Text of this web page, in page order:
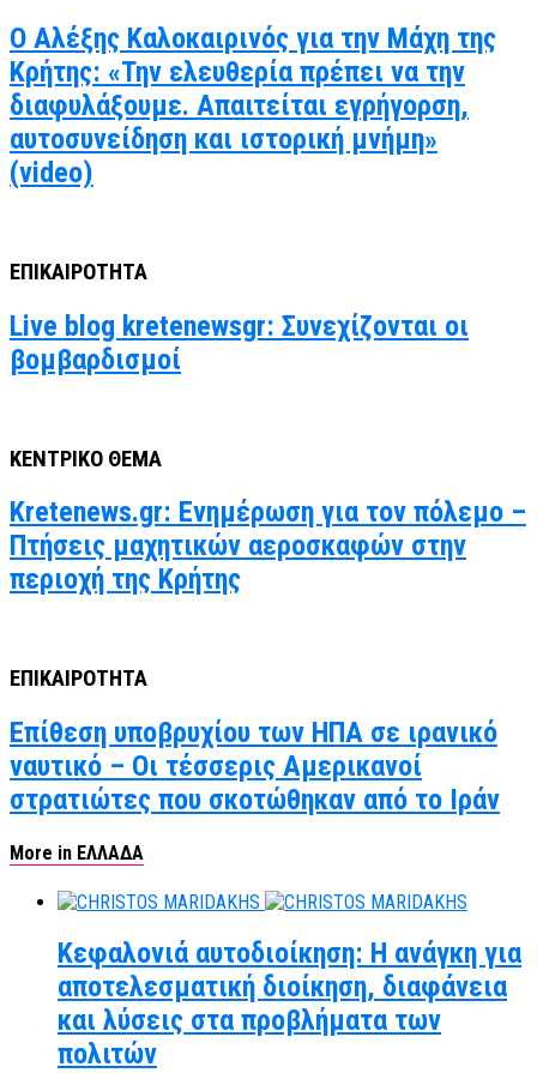
Ο Αλέξης Καλοκαιρινός για την Μάχη της
Κρήτης: «Την ελευθερία πρέπει να την
διαφυλάξουμε. Απαιτείται εγρήγορση,
αυτοσυνείδηση και ιστορική μνήμη»
(video)
ΕΠΙΚΑΙΡΟΤΗΤΑ
Live blog kretenewsgr: Συνεχίζονται οι
βομβαρδισμοί
ΚΕΝΤΡΙΚΟ ΘΕΜΑ
Kretenews.gr: Ενημέρωση για τον πόλεμο –
Πτήσεις μαχητικών αεροσκαφών στην
περιοχή της Κρήτης
ΕΠΙΚΑΙΡΟΤΗΤΑ
Επίθεση υποβρυχίου των ΗΠΑ σε ιρανικό
ναυτικό – Οι τέσσερις Αμερικανοί
στρατιώτες που σκοτώθηκαν από το Ιράν
More in ΕΛΛΑΔΑ
Κεφαλονιά αυτοδιοίκηση: Η ανάγκη για
αποτελεσματική διοίκηση, διαφάνεια
και λύσεις στα προβλήματα των
πολιτών